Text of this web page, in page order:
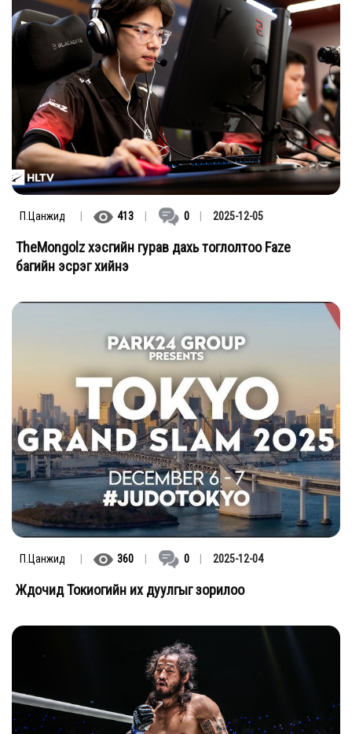
П.Цанжид 413 0 2025-12-05
TheMongolz хэсгийн гурав дахь тоглолтоо Faze
багийн эсрэг хийнэ
П.Цанжид 360 0 2025-12-04
Жүдочид Токиогийн их дуулгыг зорилоо